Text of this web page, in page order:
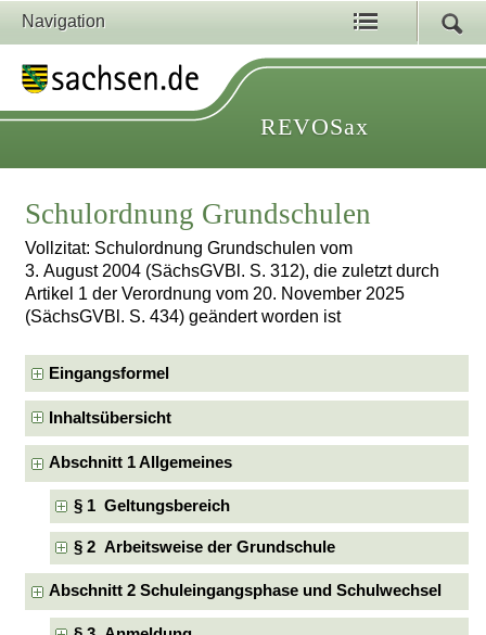
Navigation
REVOSax
Schulordnung Grundschulen
Vollzitat: Schulordnung Grundschulen vom
3. August 2004 (SächsGVBl. S. 312), die zuletzt durch
Artikel 1 der Verordnung vom 20. November 2025
(SächsGVBl. S. 434) geändert worden ist
Eingangsformel
Inhaltsübersicht
Abschnitt 1 Allgemeines
§ 1 Geltungsbereich
§ 2 Arbeitsweise der Grundschule
Abschnitt 2 Schuleingangsphase und Schulwechsel